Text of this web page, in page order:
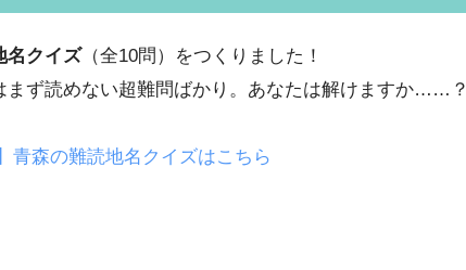
名クイズ（全10問）をつくりました！
まず読めない超難問ばかり。あなたは解けますか……？
青森の難読地名クイズはこちら